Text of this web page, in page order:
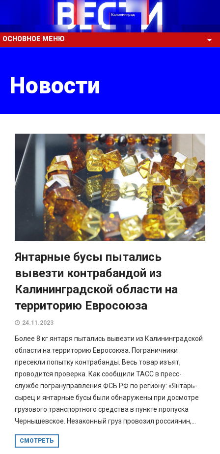
ОСНОВНОЕ МЕНЮ
Новости
Янтарные бусы пытались
вывезти контрабандой из
Калининградской области на
территорию Евросоюза
24.11.2023
Более 8 кг янтаря пытались вывезти из Калининградской
области на территорию Евросоюза. Пограничники
пресекли попытку контрабанды. Весь товар изъят,
проводится проверка. Как сообщили ТАСС в пресс-
службе погрануправления ФСБ РФ по региону: «Янтарь-
сырец и янтарные бусы были обнаружены при досмотре
грузового транспортного средства в пункте пропуска
Чернышевское. Незаконный груз провозил россиянин,...
СМОТРЕТЬ